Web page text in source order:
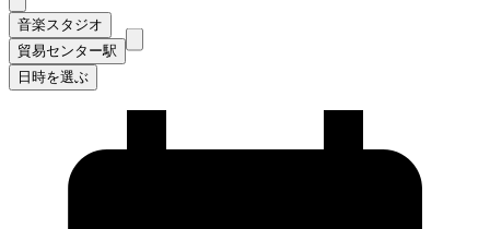
音楽スタジオ
貿易センター駅
日時を選ぶ